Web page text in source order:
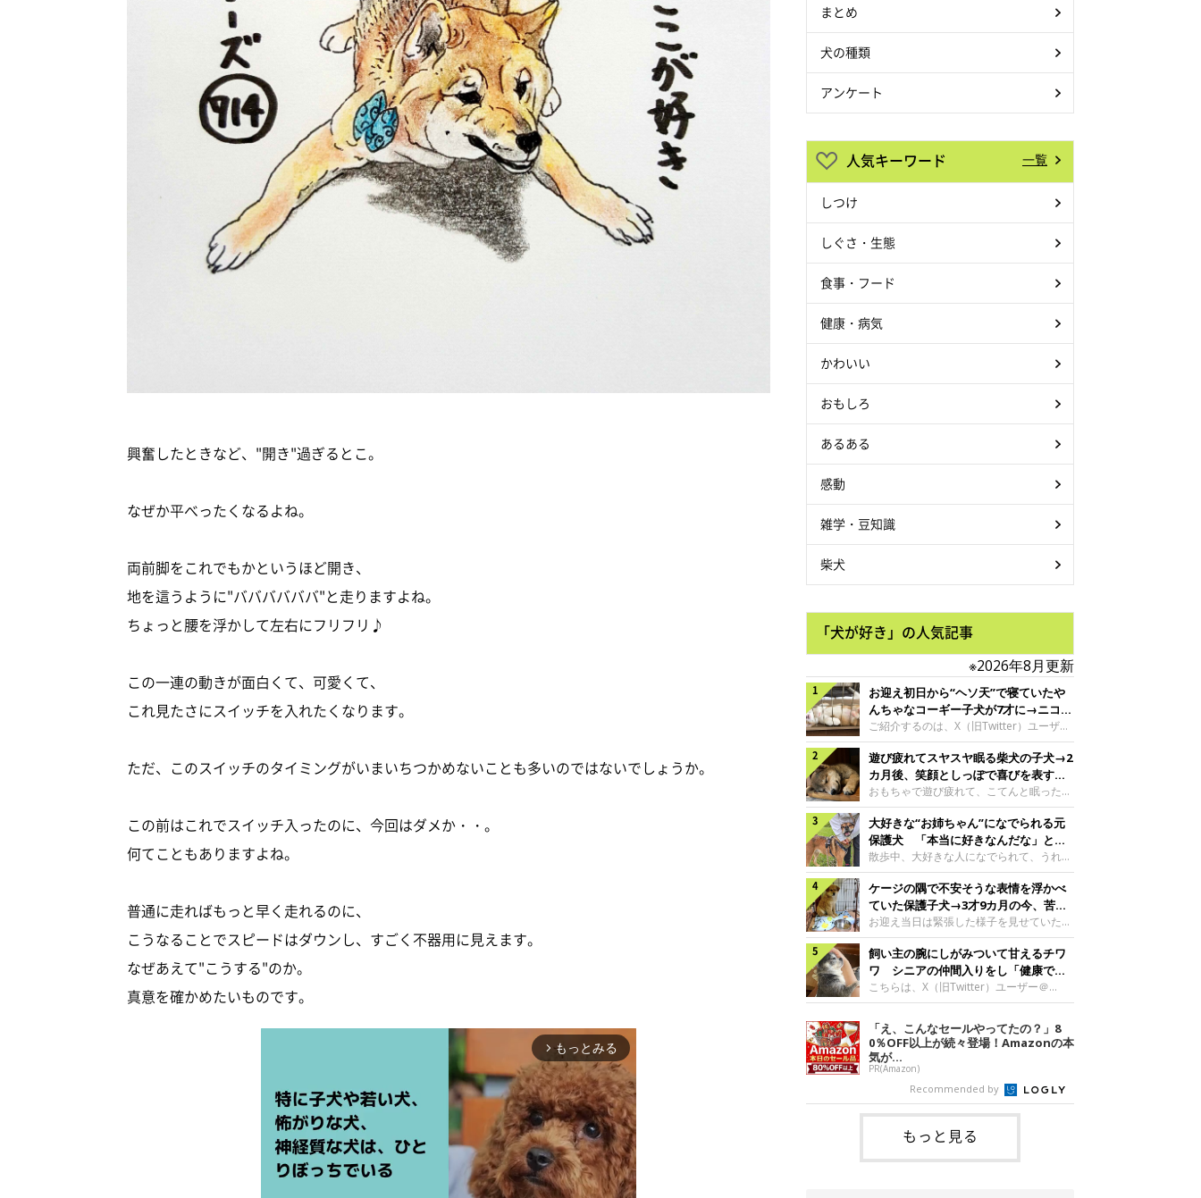
興奮したときなど、"開き"過ぎるとこ。
なぜか平べったくなるよね。
両前脚をこれでもかというほど開き、
地を這うように"ババババババ"と走りますよね。
ちょっと腰を浮かして左右にフリフリ♪
この一連の動きが面白くて、可愛くて、
これ見たさにスイッチを入れたくなります。
ただ、このスイッチのタイミングがいまいちつかめないことも多いのではないでしょうか。
この前はこれでスイッチ入ったのに、今回はダメか・・。
何てこともありますよね。
普通に走ればもっと早く走れるのに、
こうなることでスピードはダウンし、すごく不器用に見えます。
なぜあえて"こうする"のか。
真意を確かめたいものです。
arrow_forward_ios もっとみる
まとめ
犬の種類
アンケート
人気キーワード 一覧
しつけ
しぐさ・生態
食事・フード
健康・病気
かわいい
おもしろ
あるある
感動
雑学・豆知識
柴犬
「犬が好き」の人気記事
※2026年8月更新
お迎え初日から“ヘソ天”で寝ていたや
んちゃなコーギー子犬が7才に→ニコニ
コ“コーギースマイル”が魅力のコに成
長！
ご紹介するのは、X（旧Twitter）ユーザー
＠Kus1oKg2vsgdWS2さんの愛犬でウェル
シュ・コーギー・ペンブロークの神楽ちゃ
ん。今年の8月で7才になるという神楽ちゃ
んですが、いったいどんな子犬時代を過ご
したのでしょうか。今回は、神楽ちゃんの
成長を飼い主さんと振り返ります！神楽ち
ゃんの成長について聞いた！お迎えから数
日後の神楽ちゃん（撮影時生後2カ月）＠
Kus1oKg2vsgdWS2――お迎え当初の神楽
ちゃんの様子について教えてください。飼
い主さん： 「お迎え当日から“ヘソ天”で寝
るようなコでし
遊び疲れてスヤスヤ眠る柴犬の子犬→2
カ月後、笑顔としっぽで喜びを表すコ
に成長！
おもちゃで遊び疲れて、こてんと眠った子
犬。あれから2カ月、表情や行動にさまざ
まな変化が見られるようになりました。遊
び疲れて眠る生後2カ月のなっちゃん遊び
疲れた様子のなっちゃん。@Pkndg_紹介
するのは、X（旧Twitter）ユーザー
@Pkndg_さんの愛犬・なっちゃん（取材
時、生後4カ月／柴犬）。こちらの写真
は、なっちゃんが生後2カ月のころに撮影
された一枚です。この日、なっちゃんは家
族と一緒におもちゃで遊んでいました。た
くさん遊んで疲れたのか、その後は眠り始
めたそうです。眠るなっちゃん。
@Pkndg_
大好きな“お姉ちゃん”になでられる元
保護犬 「本当に好きなんだな」と感
じる表情にほっこり
散歩中、大好きな人になでられて、うれし
そうな表情を見せる元保護犬。甘えるよう
な姿に、見ているこちらまでほっこりしま
す。大好きな“お姉ちゃん”に甘える小次郎
くん妹さんになでてもらい、うれしそうな
表情を見せる小次郎くん（2026年6月撮
影）。@mika_Jimmy紹介するのは、X（旧
Twitter）ユーザー@mika_Jimmyさんの愛
犬・小次郎くん（撮影時5才）。こちら
は、飼い主さんの妹さんと一緒に散歩をし
日、飼い主さんは実家から自宅へ帰る途
中、妹さんと公園で待ち合わせ
ケージの隅で不安そうな表情を浮かべ
ていた保護子犬→3才9カ月の今、苦手
を克服し頼もしいコに成長！
お迎え当日は緊張した様子を見せていた元
野犬の保護子犬。あれから約3年半、苦手
だったことを一つひとつ克服し、家族に寄
り添う姿を見せています。お迎え当日、ケ
ージの隅で不安そうにお迎え当日のシルビ
アちゃん。@nemonemotos今回紹介する
@nemonemotosさんの愛犬・シルビアち
ゃん（撮影当時、生後推定2カ月）。飼い
主さんが「#最初に撮った一枚」として投
稿した写真には、ケージの隅で不安そうな
表情を浮かべるシルビアちゃんの姿が写っ
ていました。こちらは、保護犬だったシル
飼い主の腕にしがみついて甘えるチワ
ワ シニアの仲間入りをし「健康で穏
やかな暮らしが続いてほしい」と願う
こちらは、X（旧Twitter）ユーザー＠
kotubusuke617さんが投稿した写真。写
っているのは、愛犬でチワワのつぶしゃん
（本名：こつぶちゃん）です。飼い主さん
の腕にしがみつくつぶしゃん（撮影時6
才）＠kotubusuke617撮影当時の状況に
ついて伺うと、飼い主さんはこう教えてく
れました。飼い主さん： 「ある休日のこ
とです。私がソファに座った途端にひざの
上にのってきたので、そのままなでながら
テレビを見ていたのですが、微動だにしな
いので気になって見てみると、腕にしがみ
「え、こんなセールやってたの？」8
0％OFF以上が続々登場！Amazonの本
気が...
PR(Amazon)
Recommended by
もっと見る